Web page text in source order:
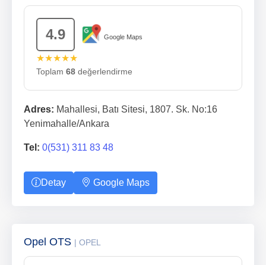
4.9 Google Maps
★★★★★
Toplam 68 değerlendirme
Adres: Mahallesi, Batı Sitesi, 1807. Sk. No:16
Yenimahalle/Ankara
Tel: 0(531) 311 83 48
Detay Google Maps
Opel OTS | OPEL